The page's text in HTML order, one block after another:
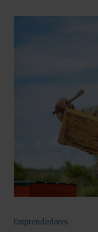
Emprendedores